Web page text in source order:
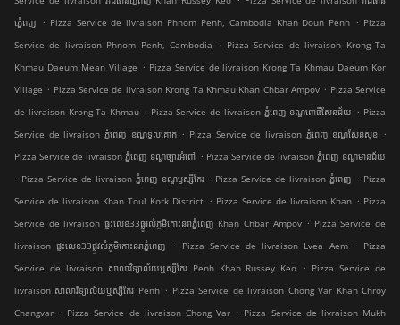
ភ្នំេពញ
. Pizza Service de livraison Phnom Penh, Cambodia Khan Doun Penh . Pizza
Service de livraison Phnom Penh, Cambodia
. Pizza Service de livraison Krong Ta
Khmau Daeum Mean Village . Pizza Service de livraison Krong Ta Khmau Daeum Kor
Village . Pizza Service de livraison Krong Ta Khmau Khan Chbar Ampov . Pizza Service
de livraison Krong Ta Khmau . Pizza Service de livraison ភ្នំពេញ ខណ្ឌ​ពោធិ៍សែនជ័យ . Pizza
Service de livraison ភ្នំពេញ ខណ្ឌទួលគោក . Pizza Service de livraison ភ្នំពេញ ខណ្ឌ​សែនសុខ .
Pizza Service de livraison ភ្នំពេញ ខណ្ឌច្បារអំពៅ . Pizza Service de livraison ភ្នំពេញ ខណ្ឌមានជ័យ
. Pizza Service de livraison ភ្នំពេញ ខណ្ឌ​ឫស្សីកែវ . Pizza Service de livraison ភ្នំពេញ . Pizza
Service de livraison Khan Toul Kork District . Pizza Service de livraison Khan . Pizza
Service de livraison ផ្ទះលេខ33ផ្លូវលំភូមិកោះនរាភ្នំពេញ Khan Chbar Ampov . Pizza Service de
livraison ផ្ទះលេខ33ផ្លូវលំភូមិកោះនរាភ្នំពេញ
. Pizza Service de livraison Lvea Aem . Pizza
Service de livraison សាលាវិទ្យាល័យឬស្សីកែវ Penh Khan Russey Keo
. Pizza Service de
livraison សាលាវិទ្យាល័យឬស្សីកែវ Penh . Pizza Service de livraison Chong Var Khan Chroy
Changvar . Pizza Service de livraison Chong Var . Pizza Service de livraison Mukh